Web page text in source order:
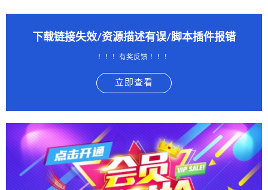
下载链接失效/资源描述有误/脚本插件报错
！！！有奖反馈 ！！！
立即查看